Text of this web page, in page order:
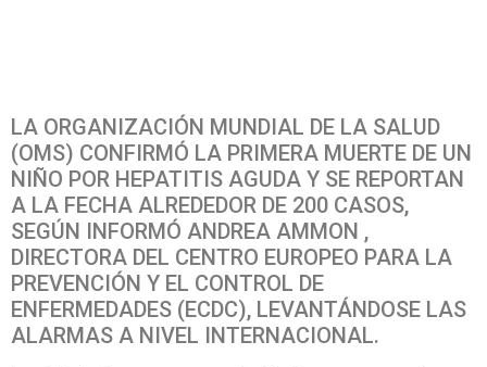
LA ORGANIZACIÓN MUNDIAL DE LA SALUD
(OMS) CONFIRMÓ LA PRIMERA MUERTE DE UN
NIÑO POR HEPATITIS AGUDA Y SE REPORTAN
A LA FECHA ALREDEDOR DE 200 CASOS,
SEGÚN INFORMÓ ANDREA AMMON ,
DIRECTORA DEL CENTRO EUROPEO PARA LA
PREVENCIÓN Y EL CONTROL DE
ENFERMEDADES (ECDC), LEVANTÁNDOSE LAS
ALARMAS A NIVEL INTERNACIONAL.